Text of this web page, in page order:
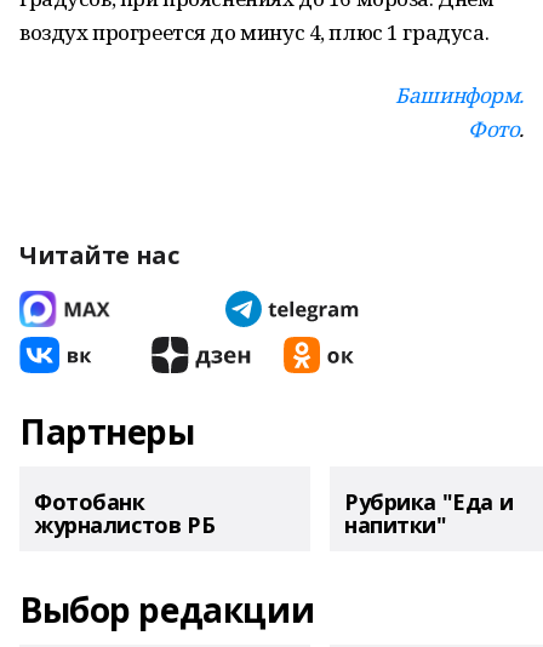
воздух прогреется до минус 4, плюс 1 градуса.
Башинформ.
Фото.
Читайте нас
Партнеры
Фотобанк
журналистов РБ
Рубрика "Еда и
напитки"
Выбор редакции